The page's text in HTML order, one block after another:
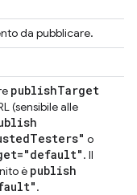
da pubblicare.
publishTarget
(sensibile alle
Testers" o
. Il
è publish
.